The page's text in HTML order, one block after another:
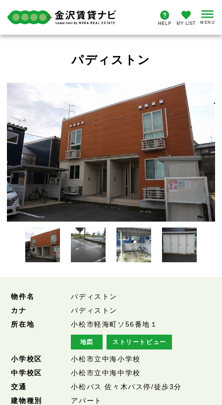
パディストン
物件名
パディストン
カナ
パディストン
所在地
小松市軽海町ソ56番地１
地図 ストリートビュー
小学校区
小松市立中海小学校
中学校区
小松市立中海中学校
交通
小松バス 佐々木バス停/徒歩3分
建物種別
アパート